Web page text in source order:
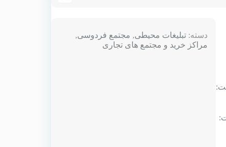
مساحت:
دسته:تبلیغات محیطی, مجتمع فردوسی,
مراکز خرید و مجتمع های تجاری